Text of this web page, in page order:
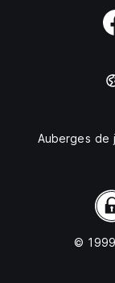
Auberges de
©